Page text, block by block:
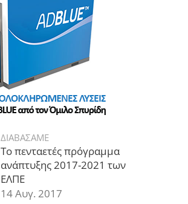
ΔΙΑΒΑΣΑΜΕ
Το πενταετές πρόγραμμα
ανάπτυξης 2017-2021 των
ΕΛΠΕ
14 Αυγ. 2017